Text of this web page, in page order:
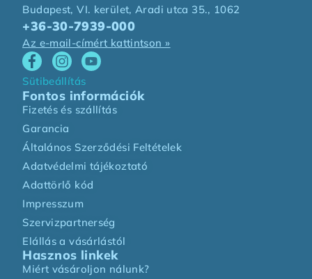
Budapest, VI. kerület, Aradi utca 35., 1062
+36-30-7939-000
Az e-mail-címért kattintson »
Sütibeállítás
Fontos információk
Fizetés és szállítás
Garancia
Általános Szerződési Feltételek
Adatvédelmi tájékoztató
Adattörlő kód
Impresszum
Szervizpartnerség
Elállás a vásárlástól
Hasznos linkek
Miért vásároljon nálunk?